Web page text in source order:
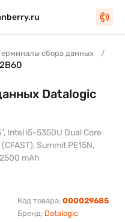
сбора данных
Бренд: Datalogic
Код товара: 000029685
Datalogic
Intel i5-5350U Dual Core
Summit PE15N,
mAh